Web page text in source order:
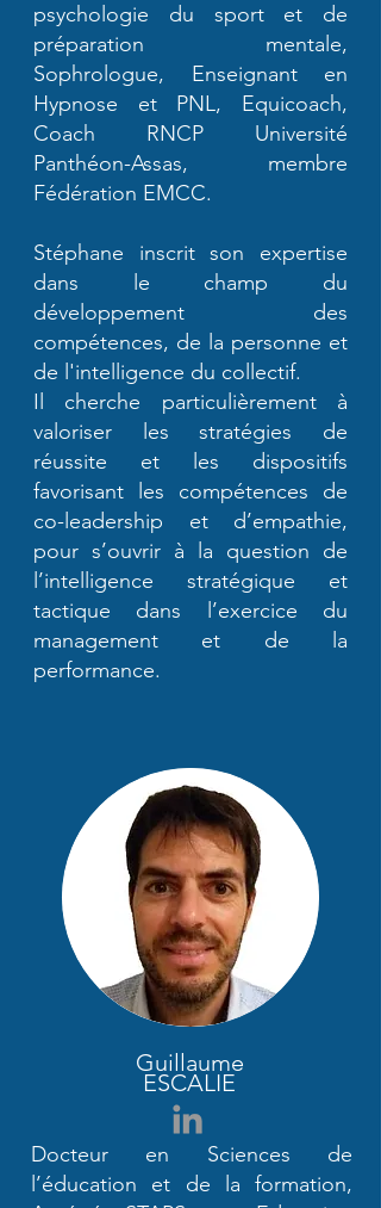
psychologie du sport et de
préparation mentale,
Sophrologue, Enseignant en
Hypnose et PNL, Equicoach,
Coach RNCP Université
Panthéon-Assas, membre
Fédération EMCC.
Stéphane inscrit son expertise
dans le champ du
développement des
compétences, de la personne et
de l'intelligence du collectif.
Il cherche particulièrement à
valoriser les stratégies de
réussite et les dispositifs
favorisant les compétences de
co-leadership et d’empathie,
pour s’ouvrir à la question de
l’intelligence stratégique et
tactique dans l’exercice du
management et de la
performance.
Guillaume
ESCALIE
Docteur en Sciences de
l’éducation et de la formation,